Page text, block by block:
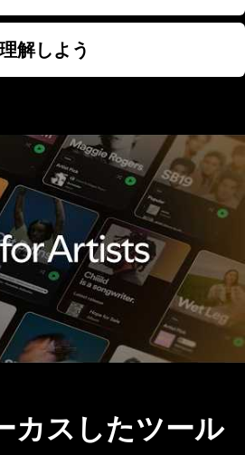
解しよう
解しよう
カスしたツール